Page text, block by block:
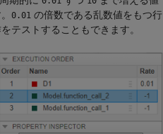
0.01 の倍数である乱数値をもつ行
テストすることもできます。